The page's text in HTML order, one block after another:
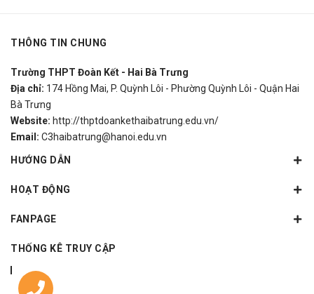
THÔNG TIN CHUNG
Trường THPT Đoàn Kết - Hai Bà Trưng
Địa chỉ: 174 Hồng Mai, P. Quỳnh Lôi - Phường Quỳnh Lôi - Quận Hai
Bà Trưng
Website: http://thptdoankethaibatrung.edu.vn/
Email: C3haibatrung@hanoi.edu.vn
HƯỚNG DẪN
HOẠT ĐỘNG
FANPAGE
THỐNG KÊ TRUY CẬP